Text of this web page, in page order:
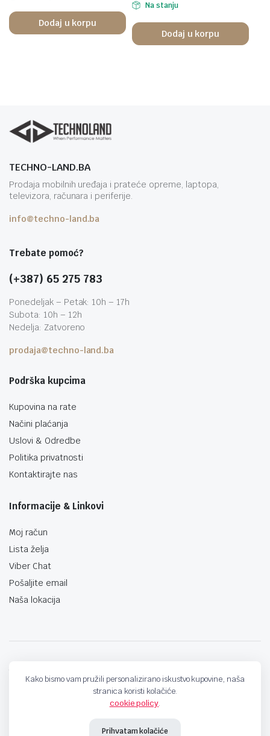
Dodaj u korpu
Na stanju
Dodaj u korpu
TECHNO-LAND.BA
Prodaja mobilnih uređaja i prateće opreme, laptopa,
televizora, računara i periferije.
info@techno-land.ba
Trebate pomoć?
(+387) 65 275 783
Ponedeljak – Petak: 10h – 17h
Subota: 10h – 12h
Nedelja: Zatvoreno
prodaja@techno-land.ba
Podrška kupcima
Kupovina na rate
Načini plaćanja
Uslovi & Odredbe
Politika privatnosti
Kontaktirajte nas
Informacije & Linkovi
Moj račun
Lista želja
Viber Chat
Pošaljite email
Naša lokacija
Kako bismo vam pružili personalizirano iskustvo kupovine, naša
stranica koristi kolačiće.
cookie policy.
Prihvatam kolačiće